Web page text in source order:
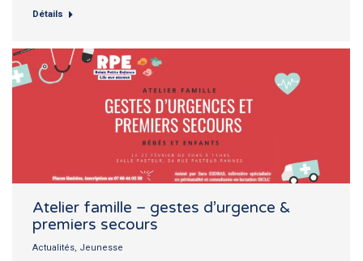
Détails
Atelier famille – gestes d’urgence &
premiers secours
Actualités, Jeunesse